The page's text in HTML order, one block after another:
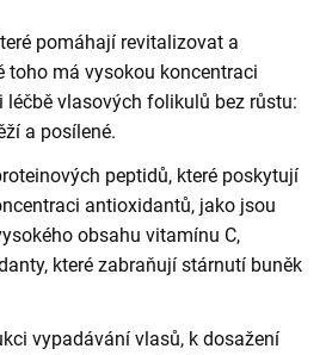
pomáhají revitalizovat a
toho má vysokou koncentraci
léčbě vlasových folikulů bez růstu:
a posílené.
peptidů, které poskytují
antioxidantů, jako jsou
obsahu vitamínu C,
které zabraňují stárnutí buněk
vypadávání vlasů, k dosažení